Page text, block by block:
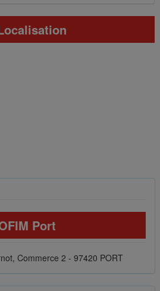
Port
Commerce 2 - 97420 PORT